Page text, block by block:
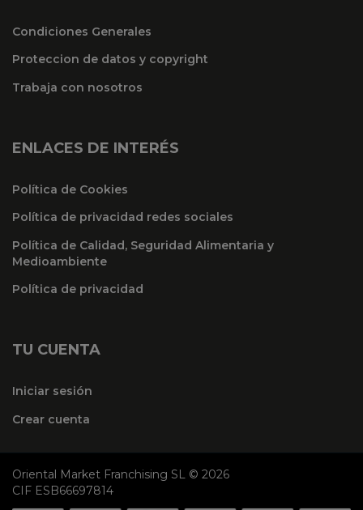
Condiciones Generales
Proteccion de datos y copyright
Trabaja con nosotros
ENLACES DE INTERÉS
Política de Cookies
Política de privacidad redes sociales
Política de Calidad, Seguridad Alimentaria y
Medioambiente
Política de privacidad
TU CUENTA
Iniciar sesión
Crear cuenta
Oriental Market Franchising SL © 2026
CIF ESB66697814